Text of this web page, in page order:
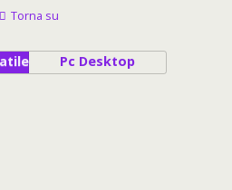
Torna su
Pc Desktop